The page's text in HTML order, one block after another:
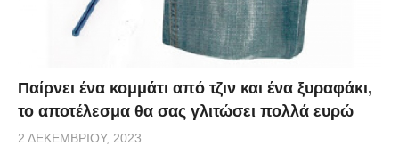
Παίρνει ένα κομμάτι από τζιν και ένα ξυραφάκι,
το αποτέλεσμα θα σας γλιτώσει πολλά ευρώ
2 ΔΕΚΕΜΒΡΊΟΥ, 2023